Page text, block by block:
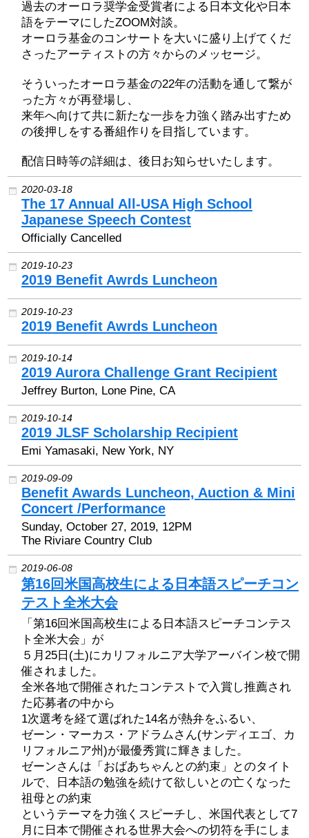
過去のオーロラ奨学⾦受賞者による⽇本⽂化や⽇本
語をテーマにしたZOOM対談。
オーロラ基⾦のコンサートを⼤いに盛り上げてくだ
さったアーティストの⽅々からのメッセージ。
そういったオーロラ基⾦の22年の活動を通して繋が
った⽅々が再登場し、
来年へ向けて共に新たな⼀歩を⼒強く踏み出すため
の後押しをする番組作りを⽬指しています。
配信日時等の詳細は、後日お知らせいたします。
2020-03-18
The 17 Annual All-USA High School
Japanese Speech Contest
Officially Cancelled
2019-10-23
2019 Benefit Awrds Luncheon
2019-10-23
2019 Benefit Awrds Luncheon
2019-10-14
2019 Aurora Challenge Grant Recipient
Jeffrey Burton, Lone Pine, CA
2019-10-14
2019 JLSF Scholarship Recipient
Emi Yamasaki, New York, NY
2019-09-09
Benefit Awards Luncheon, Auction & Mini
Concert /Performance
Sunday, October 27, 2019, 12PM
The Riviare Country Club
2019-06-08
第16回米国高校生による日本語スピーチコン
テスト全米大会
「第16回米国高校生による日本語スピーチコンテス
ト全米大会」が
５月25日(土)にカリフォルニア大学アーバイン校で開
催されました。
全米各地で開催されたコンテストで入賞し推薦され
た応募者の中から
1次選考を経て選ばれた14名が熱弁をふるい、
ゼーン・マーカス・アドラムさん(サンディエゴ、カ
リフォルニア州)が最優秀賞に輝きました。
ゼーンさんは「おばあちゃんとの約束」とのタイト
ルで、日本語の勉強を続けて欲しいとの亡くなった
祖母との約束
というテーマを力強くスピーチし、米国代表として7
月に日本で開催される世界大会への切符を手にしま